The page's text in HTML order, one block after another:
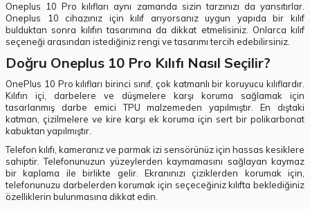
Oneplus 10 Pro kılıfları aynı zamanda sizin tarzınızı da yansıtırlar.
Oneplus 10 cihazınız için kılıf arıyorsanız uygun yapıda bir kılıf
bulduktan sonra kılıfın tasarımına da dikkat etmelisiniz. Onlarca kılıf
seçeneği arasından istediğiniz rengi ve tasarımı tercih edebilirsiniz.
Doğru Oneplus 10 Pro Kılıfı Nasıl Seçilir?
OnePlus 10 Pro kılıfları birinci sınıf, çok katmanlı bir koruyucu kılıflardır.
Kılıfın içi, darbelere ve düşmelere karşı koruma sağlamak için
tasarlanmış darbe emici TPU malzemeden yapılmıştır. En dıştaki
katman, çizilmelere ve kire karşı ek koruma için sert bir polikarbonat
kabuktan yapılmıştır.
Telefon kılıfı, kameranız ve parmak izi sensörünüz için hassas kesiklere
sahiptir. Telefonunuzun yüzeylerden kaymamasını sağlayan kaymaz
bir kaplama ile birlikte gelir. Ekranınızı çiziklerden korumak için,
telefonunuzu darbelerden korumak için seçeceğiniz kılıfta beklediğiniz
özelliklerin bulunmasına dikkat edin.